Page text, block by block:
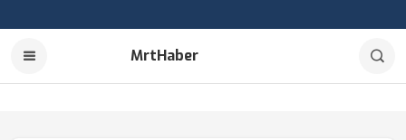
MrtHaber